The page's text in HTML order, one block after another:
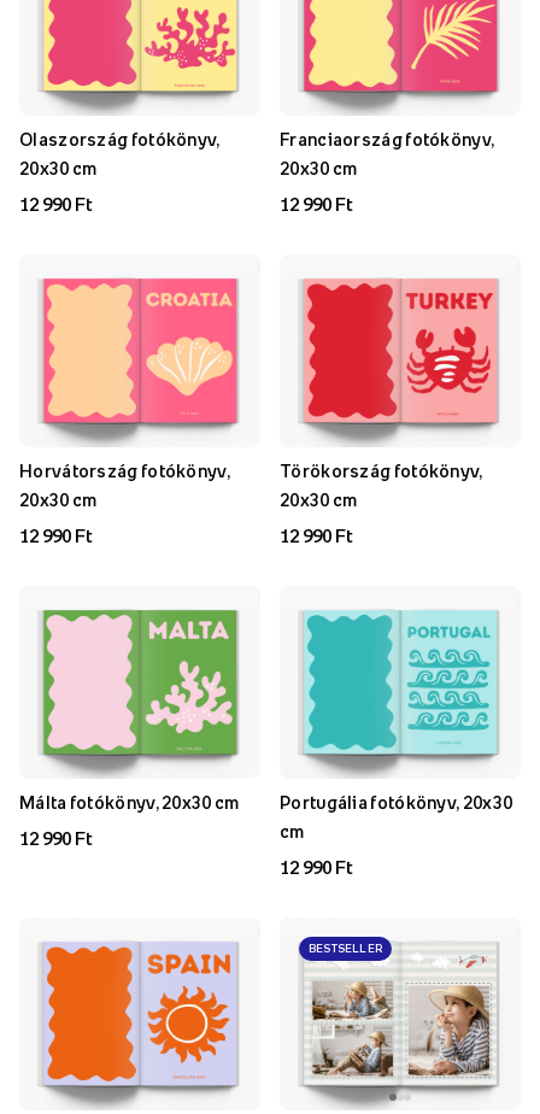
Olaszország fotókönyv,
20x30 cm
12 990 Ft
Franciaország fotókönyv,
20x30 cm
12 990 Ft
Horvátország fotókönyv,
20x30 cm
12 990 Ft
Törökország fotókönyv,
20x30 cm
12 990 Ft
Málta fotókönyv, 20x30 cm
12 990 Ft
Portugália fotókönyv, 20x30
cm
12 990 Ft
BESTSELLER